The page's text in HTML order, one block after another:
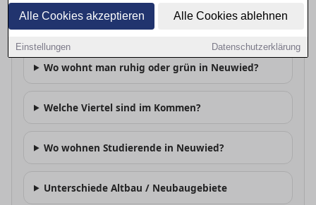
Alle Cookies akzeptieren Alle Cookies ablehnen
Einstellungen Datenschutzerklärung
Welche Stadtteile sind beliebt in Neuwied?
Wo wohnt man ruhig oder grün in Neuwied?
Welche Viertel sind im Kommen?
Wo wohnen Studierende in Neuwied?
Unterschiede Altbau / Neubaugebiete